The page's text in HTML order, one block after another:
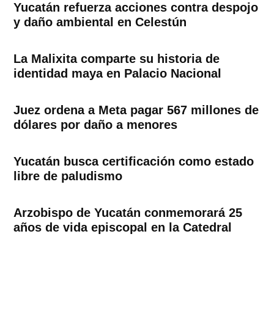
Yucatán refuerza acciones contra despojo
y daño ambiental en Celestún
La Malixita comparte su historia de
identidad maya en Palacio Nacional
Juez ordena a Meta pagar 567 millones de
dólares por daño a menores
Yucatán busca certificación como estado
libre de paludismo
Arzobispo de Yucatán conmemorará 25
años de vida episcopal en la Catedral